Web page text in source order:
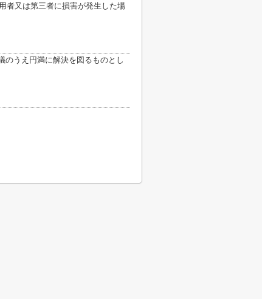
者又は第三者に損害が発生した場
のうえ円満に解決を図るものとし